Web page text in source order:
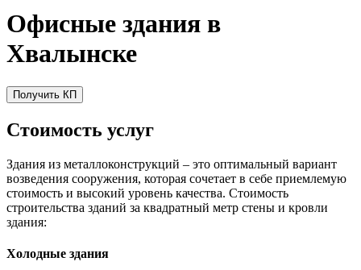
Офисные здания в
Хвалынске
Получить КП
Стоимость услуг
Здания из металлоконструкций – это оптимальный вариант
возведения сооружения, которая сочетает в себе приемлемую
стоимость и высокий уровень качества. Стоимость
строительства зданий за квадратный метр стены и кровли
здания:
Холодные здания